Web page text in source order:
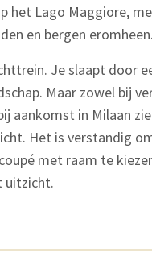
het Lago Maggiore,
en bergen eromheen.
Je slaapt door
Maar zowel bij
aankomst in Milaan
Het is verstandig
met raam te
uitzicht.